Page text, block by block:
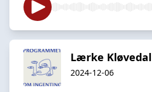
Lærke Kløvedal
2024-12-06